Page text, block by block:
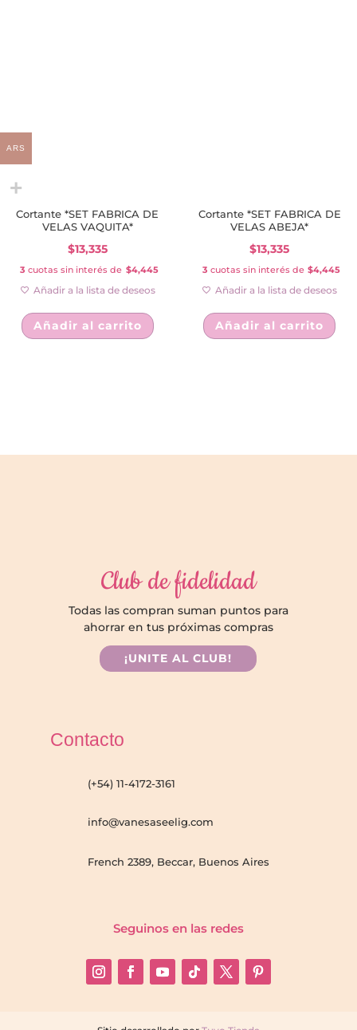
Cortante *SET FABRICA DE
VELAS VAQUITA*
$13,335
3 cuotas sin interés de $4,445
Añadir a la lista de deseos
Añadir al carrito
Cortante *SET FABRICA DE
VELAS ABEJA*
$13,335
3 cuotas sin interés de $4,445
Añadir a la lista de deseos
Añadir al carrito
Club de fidelidad
Todas las compran suman puntos para
ahorrar en tus próximas compras
¡UNITE AL CLUB!
Contacto
(+54) 11-4172-3161
info@vanesaseelig.com
French 2389, Beccar, Buenos Aires
Seguinos en las redes
ARS